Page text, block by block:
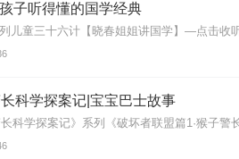
子听得懂的国学经典
科学探案记|宝宝巴士故事